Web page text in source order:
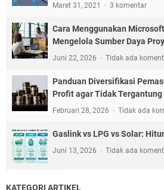
Maret 31, 2021 3 komentar
Cara Menggunakan
Mengelola Sumber Daya
Juni 22, 2026 Tidak ada
Panduan Diversifikasi
Profit agar Tidak Tergantung
Februari 28, 2026 Tidak ada
Gaslink vs LPG vs Solar:
Juni 13, 2026 Tidak ada
KATEGORI ARTIKEL